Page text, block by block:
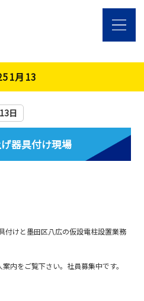
1月 13
日
器具付け現場
付けと墨田区八広の仮設電柱設置業務
内をご覧下さい。社員募集中です。